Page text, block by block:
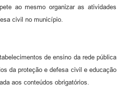
ao mesmo organizar as atividades
civil no município.
de ensino da rede pública
da proteção e defesa civil e educação
aos conteúdos obrigatórios.